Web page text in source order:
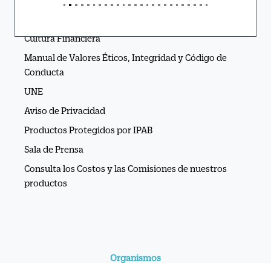
Cultura Financiera
Manual de Valores Éticos, Integridad y Código de
Conducta
UNE
Aviso de Privacidad
Productos Protegidos por IPAB
Sala de Prensa
Consulta los Costos y las Comisiones de nuestros
productos
Organismos